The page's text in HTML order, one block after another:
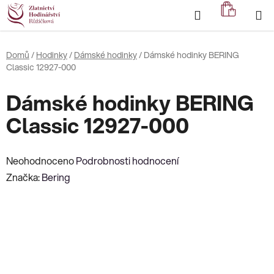
Přejít
na
obsah
Hledat
KOŠÍK
Domů / Hodinky/ Dámské hodinky/ Dámské hodinky BERING
Classic 12927-000
Dámské hodinky BERING
Classic 12927-000
Průměrné
hodnocení
NeohodnocenoPodrobnosti hodnocení
Značka:Bering